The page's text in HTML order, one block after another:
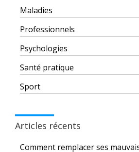
Maladies
Professionnels
Psychologies
Santé pratique
Sport
Articles récents
Comment remplacer ses